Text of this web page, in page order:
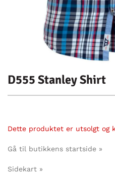
D555 Stanley Shirt
Dette produktet er utsolgt og
Gå til butikkens startside »
Sidekart »